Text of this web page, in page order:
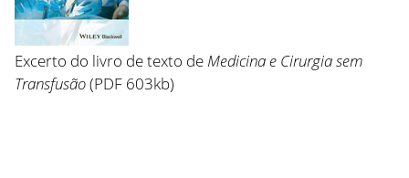
Excerto do livro de texto de Medicina e Cirurgia sem
Transfusão(PDF 603kb)